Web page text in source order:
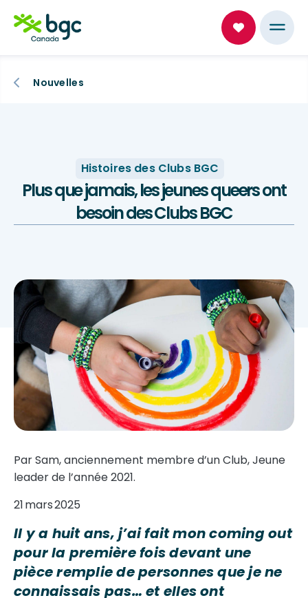
Nouvelles
Histoires des Clubs BGC
Plus que jamais, les jeunes queers ont
besoin des Clubs BGC
Par Sam, anciennement membre d’un Club, Jeune
leader de l’année 2021.
21 mars 2025
Il y a huit ans, j’ai fait mon coming out
pour la première fois devant une
pièce remplie de personnes que je ne
connaissais pas… et elles ont